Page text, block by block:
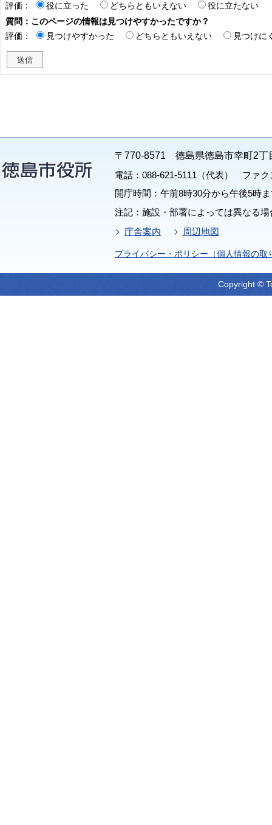
評価：
役に立った どちらともいえない
役に立たない
質問：このページの情報は見つけやすかったですか？
評価：
見つけやすかった どちらともいえない 見つけに
〒770-8571 徳島県徳島市幸町2丁
電話：088-621-5111（代表） ファク
開庁時間：午前8時30分から午後5時
注記：施設・部署によっては異なる
庁舎案内
周辺地図
プライバシー・ポリシー（個人情報の取
Copyright ©